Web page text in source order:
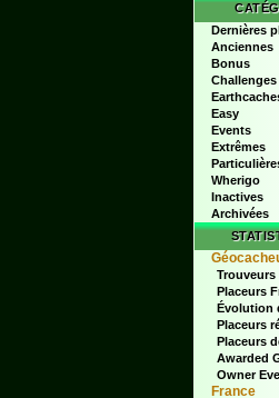
Dernières
Anciennes
Bonus
Challenges
Easy
Events
Extrêmes
Wherigo
Inactives
Archivées
Trouveurs
Placeurs
Évolution
Placeurs
Placeurs
Awarded
Owner
France